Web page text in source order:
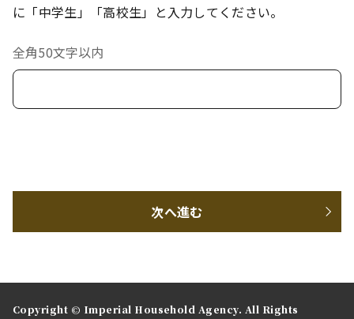
に「中学生」「高校生」と入力してください。
全角50文字以内
次へ進む
Copyright © Imperial Household Agency. All Rights